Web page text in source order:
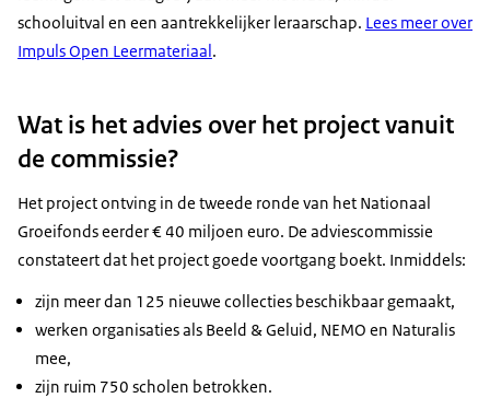
schooluitval en een aantrekkelijker leraarschap. Lees meer over
Impuls Open Leermateriaal .
Wat is het advies over het project vanuit
de commissie?
Het project ontving in de tweede ronde van het Nationaal
Groeifonds eerder € 40 miljoen euro. De adviescommissie
constateert dat het project goede voortgang boekt. Inmiddels:
zijn meer dan 125 nieuwe collecties beschikbaar gemaakt,
werken organisaties als Beeld & Geluid, NEMO en Naturalis
mee,
zijn ruim 750 scholen betrokken.